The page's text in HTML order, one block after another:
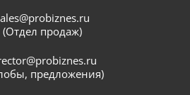
(Отдел продаж)
предложения)